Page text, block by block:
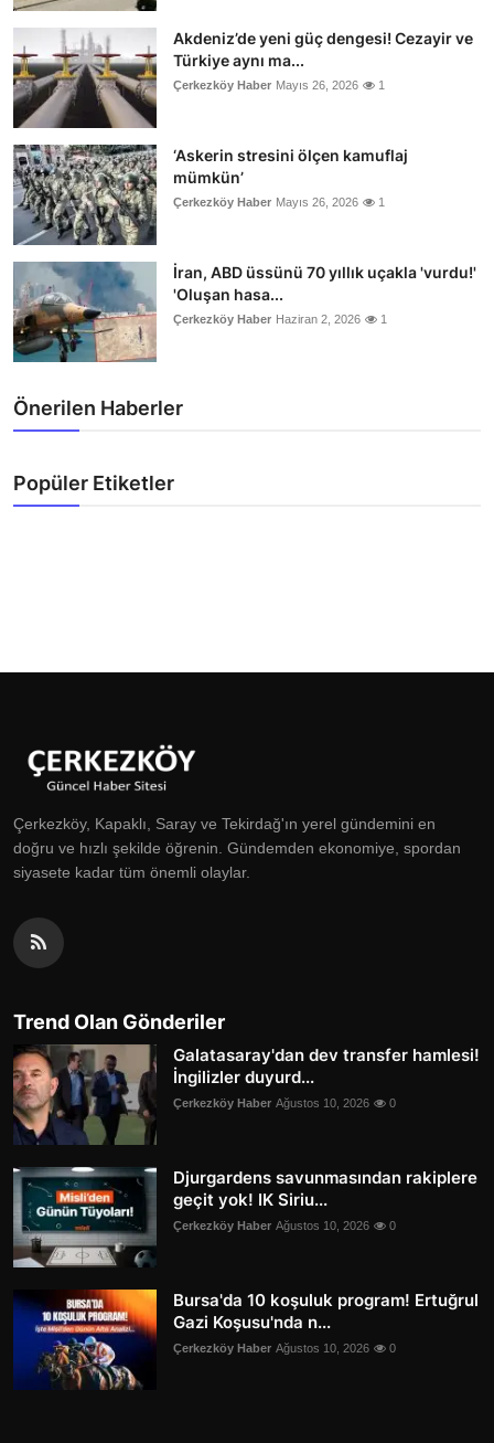
Akdeniz’de yeni güç dengesi! Cezayir ve
Türkiye aynı ma...
Çerkezköy Haber Mayıs 26, 2026 1
‘Askerin stresini ölçen kamuflaj
mümkün’
Çerkezköy Haber Mayıs 26, 2026 1
İran, ABD üssünü 70 yıllık uçakla 'vurdu!'
'Oluşan hasa...
Çerkezköy Haber Haziran 2, 2026 1
Önerilen Haberler
Popüler Etiketler
Çerkezköy, Kapaklı, Saray ve Tekirdağ'ın yerel gündemini en
doğru ve hızlı şekilde öğrenin. Gündemden ekonomiye, spordan
siyasete kadar tüm önemli olaylar.
Trend Olan Gönderiler
Galatasaray'dan dev transfer hamlesi!
İngilizler duyurd...
Çerkezköy Haber Ağustos 10, 2026 0
Djurgardens savunmasından rakiplere
geçit yok! IK Siriu...
Çerkezköy Haber Ağustos 10, 2026 0
Bursa'da 10 koşuluk program! Ertuğrul
Gazi Koşusu'nda n...
Çerkezköy Haber Ağustos 10, 2026 0